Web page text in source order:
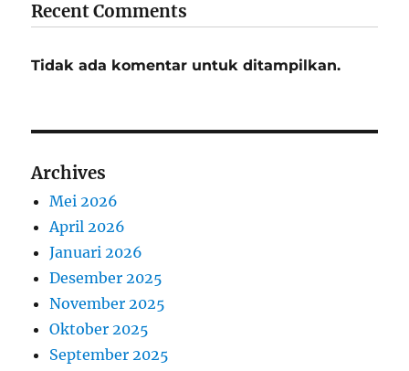
Recent Comments
Tidak ada komentar untuk ditampilkan.
Archives
Mei 2026
April 2026
Januari 2026
Desember 2025
November 2025
Oktober 2025
September 2025